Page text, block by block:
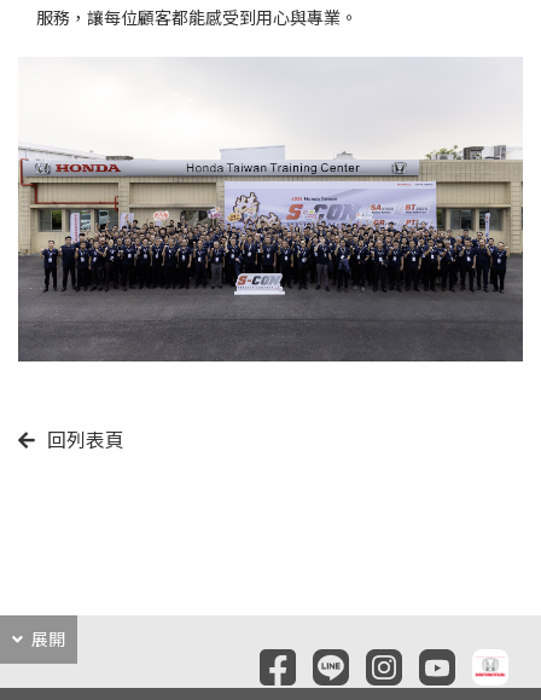
服務，讓每位顧客都能感受到用心與專業。
回列表頁
展開